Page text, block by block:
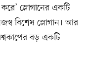
স্লোগানের একটি
বিশেষ স্লোগান। আর
বড় একটি